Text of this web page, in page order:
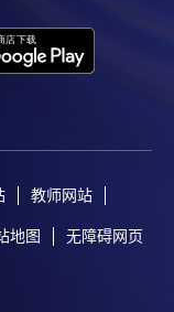
教师网站
地图 无障碍网页